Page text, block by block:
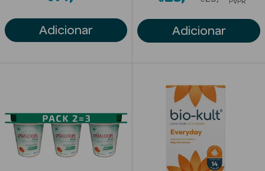
Corporais
Coffrets
Ver Tudo
Cosmética
Adicionar Adicionar